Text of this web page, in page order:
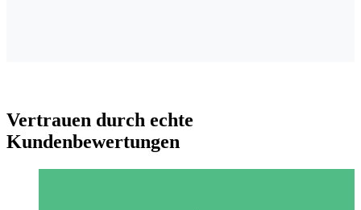
Vertrauen durch echte
Kundenbewertungen